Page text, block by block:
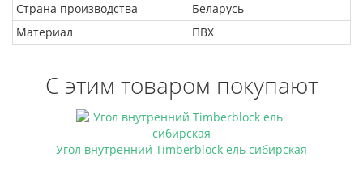
Страна производства
Беларусь
Материал
ПВХ
С этим товаром покупают
Угол внутренний Timberblock ель сибирская